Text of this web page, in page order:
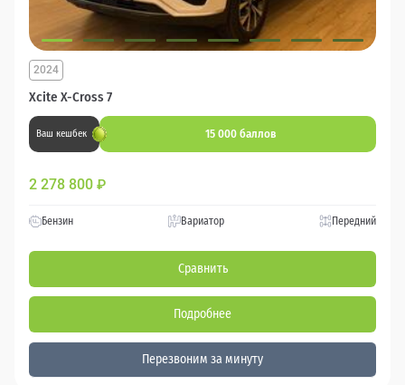
Xcite X-Cross 7
2024
Ваш кешбек 15 000 баллов
2 278 800 ₽
Бензин Вариатор Передний
Сравнить
Подробнее
Перезвоним за минуту